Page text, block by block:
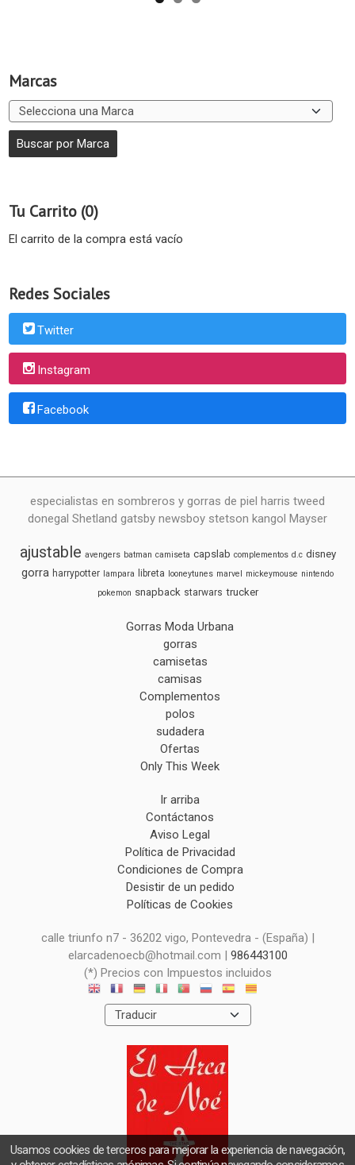
Marcas
Tu Carrito (0)
El carrito de la compra está vacío
Redes Sociales
Twitter
Instagram
Facebook
especialistas en sombreros y gorras de piel harris tweed
donegal Shetland gatsby newsboy stetson kangol Mayser
ajustable avengers batman camiseta capslab complementos d.c disney
gorra harrypotter lampara libreta looneytunes marvel mickeymouse nintendo
pokemon snapback starwars trucker
Gorras Moda Urbana
gorras
camisetas
camisas
Complementos
polos
sudadera
Ofertas
Only This Week
Ir arriba
Contáctanos
Aviso Legal
Política de Privacidad
Condiciones de Compra
Desistir de un pedido
Políticas de Cookies
calle triunfo n7 - 36202 vigo, Pontevedra - (España) |
elarcadenoecb@hotmail.com | 986443100
(*) Precios con Impuestos incluidos
Usamos cookies de terceros para mejorar la experiencia de navegación,